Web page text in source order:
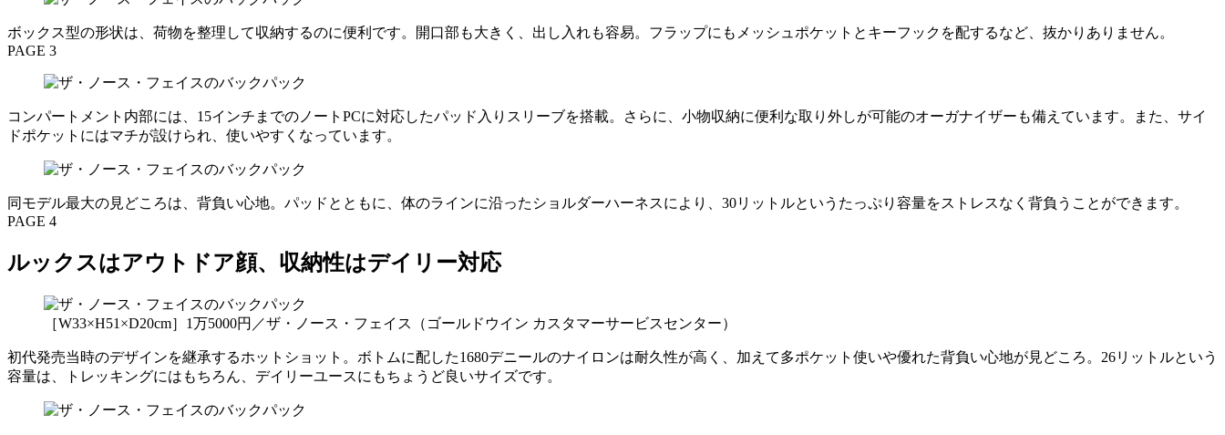
ボックス型の形状は、荷物を整理して収納するのに便利です。開口部も大きく、出し入れも容易。フラップにもメッシュポケットとキーフックを配するなど、抜かりありません。
PAGE 3
コンパートメント内部には、15インチまでのノートPCに対応したパッド入りスリーブを搭載。さらに、小物収納に便利な取り外しが可能のオーガナイザーも備えています。また、サイ
ドポケットにはマチが設けられ、使いやすくなっています。
同モデル最大の見どころは、背負い心地。パッドとともに、体のラインに沿ったショルダーハーネスにより、30リットルというたっぷり容量をストレスなく背負うことができます。
PAGE 4
ルックスはアウトドア顔、収納性はデイリー対応
［W33×H51×D20cm］1万5000円／ザ・ノース・フェイス（ゴールドウイン カスタマーサービスセンター）
初代発売当時のデザインを継承するホットショット。ボトムに配した1680デニールのナイロンは耐久性が高く、加えて多ポケット使いや優れた背負い心地が見どころ。26リットルという
容量は、トレッキングにはもちろん、デイリーユースにもちょうど良いサイズです。